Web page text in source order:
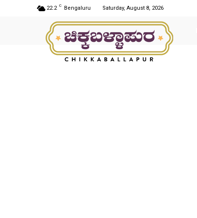
22.2 C Bengaluru Saturday, August 8, 2026